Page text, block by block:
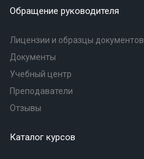
Обращение руководителя
Лицензии и образцы документов
Документы
Учебный центр
Преподаватели
Отзывы
Каталог курсов